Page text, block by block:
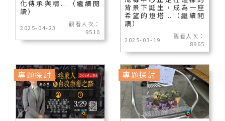
化傳承與精...（繼續閱
讀）
2025-04-23
觀看人次：
9510
背景下誕生，成為一座
希望的燈塔...（繼續閱
讀）
2025-03-19
觀看人次：
8965
專題探討 專題探討